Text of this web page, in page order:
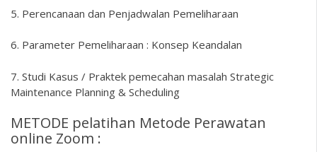
5. Perencanaan dan Penjadwalan Pemeliharaan
6. Parameter Pemeliharaan : Konsep Keandalan
7. Studi Kasus / Praktek pemecahan masalah Strategic
Maintenance Planning & Scheduling
METODE pelatihan Metode Perawatan
online Zoom :